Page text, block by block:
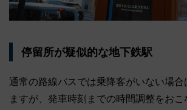
停留所が疑似的な地下鉄駅
通常の路線バスでは乗降客がいない場合
ますが、発⾞時刻までの時間調整をお